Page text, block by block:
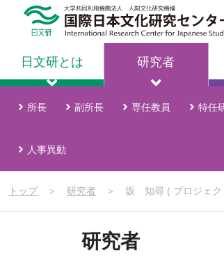
日文研とは 研究者
所長 副所長 専任教員 特任
人事異動
トップ＞ 研究者 ＞ 坂 知尋 ( プロジェク
研究者